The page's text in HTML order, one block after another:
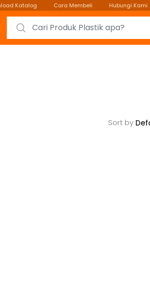
Katalog Cara Membeli Hubungi Kami
Search for:
Sort by